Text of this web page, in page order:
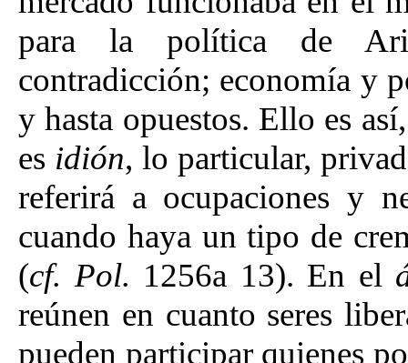
para la política de
contradicción; economía y
y hasta opuestos. Ello es
es idión, lo particular,
referirá a ocupaciones y
cuando haya un tipo de
(cf. Pol. 1256a 13). En el
reúnen en cuanto seres
pueden participar quienes